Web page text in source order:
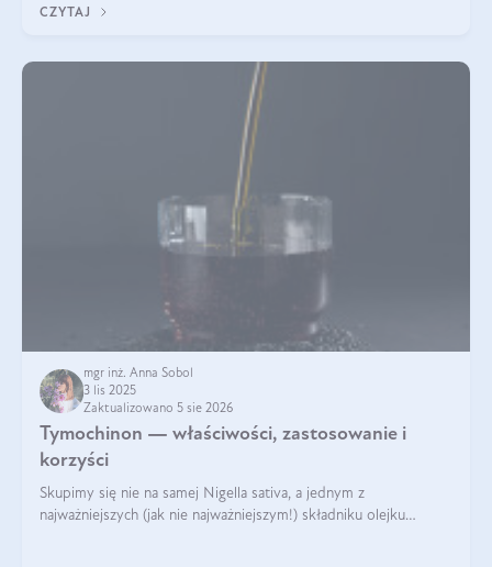
CZYTAJ
mgr inż. Anna Sobol
3 lis 2025
Zaktualizowano 5 sie 2026
Tymochinon — właściwości, zastosowanie i
korzyści
Skupimy się nie na samej Nigella sativa, a jednym z
najważniejszych (jak nie najważniejszym!) składniku olejku